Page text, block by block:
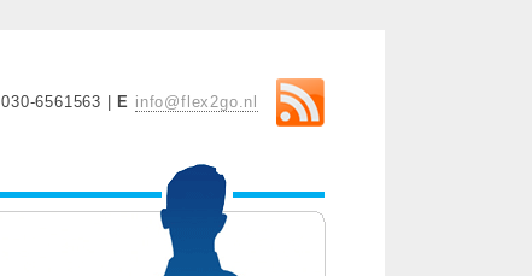
030-6561563 | E info@flex2go.nl